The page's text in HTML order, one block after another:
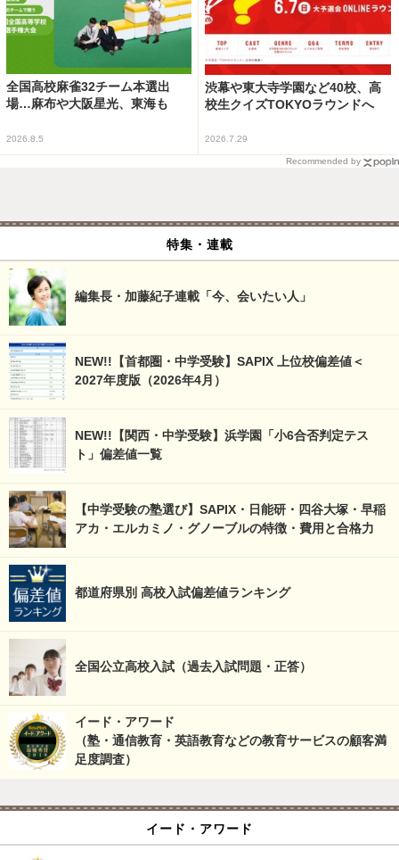
全国高校麻雀32チーム本選出
場…麻布や大阪星光、東海も
2026.8.5
渋幕や東大寺学園など40校、高
校生クイズTOKYOラウンドへ
2026.7.29
Recommended by
特集・連載
編集長・加藤紀子連載「今、会いたい人」
NEW!!【首都圏・中学受験】SAPIX 上位校偏差値＜
2027年度版（2026年4月）
NEW!!【関西・中学受験】浜学園「小6合否判定テス
ト」偏差値一覧
【中学受験の塾選び】SAPIX・日能研・四谷大塚・早稲
アカ・エルカミノ・グノーブルの特徴・費用と合格力
都道府県別 高校入試偏差値ランキング
全国公立高校入試（過去入試問題・正答）
イード・アワード
（塾・通信教育・英語教育などの教育サービスの顧客満
足度調査）
イード・アワード